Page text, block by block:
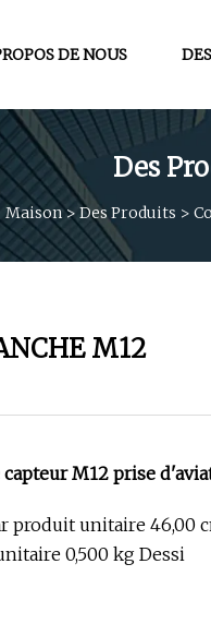
DE NOUS
Des
Maison> Des Produits >
M12
M12 prise
produit unitaire 46,00
0,500 kg Dessi